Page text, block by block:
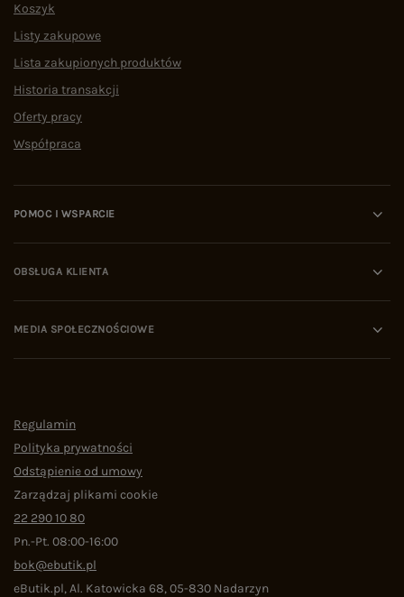
Koszyk
Listy zakupowe
Lista zakupionych produktów
Historia transakcji
Oferty pracy
Współpraca
POMOC I WSPARCIE
OBSŁUGA KLIENTA
MEDIA SPOŁECZNOŚCIOWE
Regulamin
Polityka prywatności
Odstąpienie od umowy
Zarządzaj plikami cookie
22 290 10 80
Pn.-Pt. 08:00-16:00
bok@ebutik.pl
eButik.pl,Al. Katowicka 68,05-830 Nadarzyn